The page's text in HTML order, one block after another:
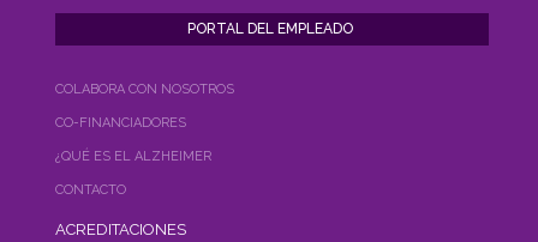
COLABORA CON NOSOTROS
CO-FINANCIADORES
¿QUÉ ES EL ALZHEIMER
CONTACTO
ACREDITACIONES